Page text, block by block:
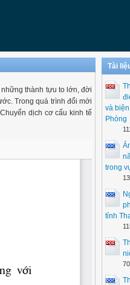
thành tựu to lớn, đời
Trong quá trình đổi mới
dịch cơ cấu kinh tế
Tài
và
Phòng
trong
tỉnh